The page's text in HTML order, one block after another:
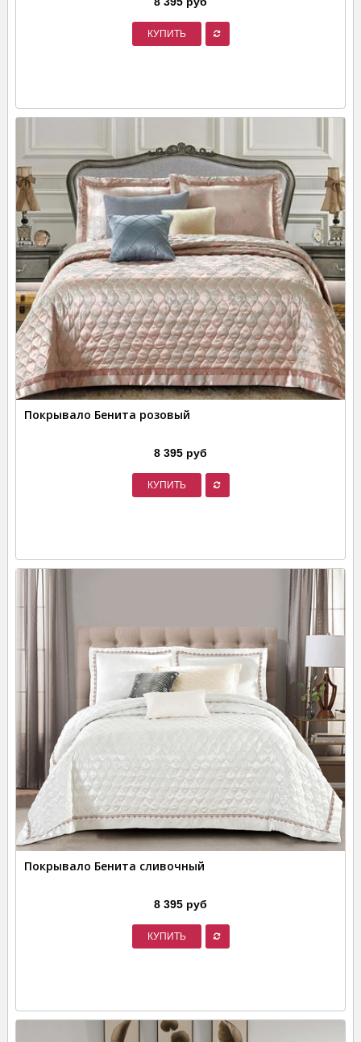
КУПИТЬ
Покрывало Бенита розовый
8 395 руб
КУПИТЬ
Покрывало Бенита сливочный
8 395 руб
КУПИТЬ